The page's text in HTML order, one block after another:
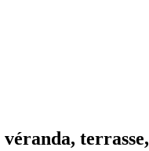
véranda,